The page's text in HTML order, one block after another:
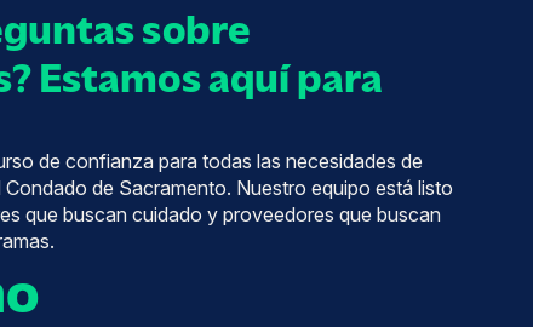
sobre
Estamos aquí para
de confianza para todas las necesidades de
de Sacramento. Nuestro equipo está listo
que buscan cuidado y proveedores que buscan